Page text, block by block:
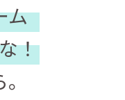
ム
！